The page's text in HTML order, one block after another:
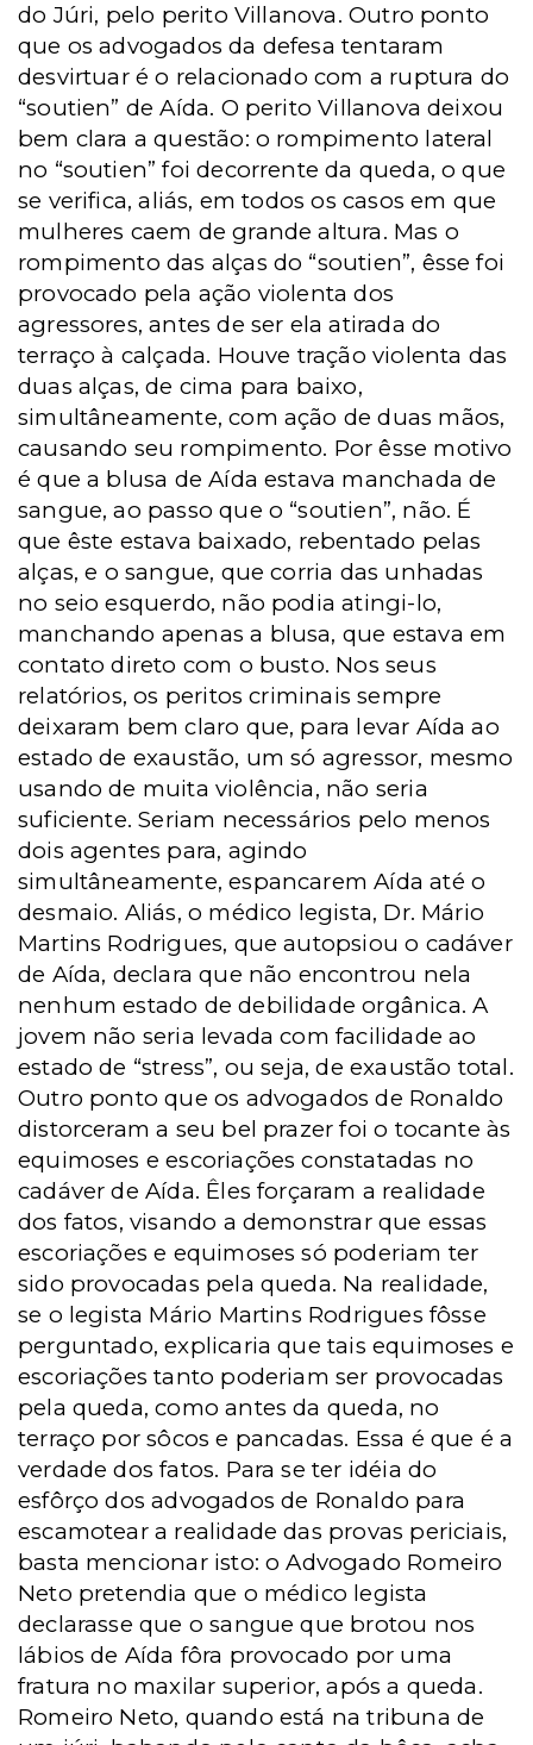
do Júri, pelo perito Villanova. Outro ponto
que os advogados da defesa tentaram
desvirtuar é o relacionado com a ruptura do
“soutien” de Aída. O perito Villanova deixou
bem clara a questão: o rompimento lateral
no “soutien” foi decorrente da queda, o que
se verifica, aliás, em todos os casos em que
mulheres caem de grande altura. Mas o
rompimento das alças do “soutien”, êsse foi
provocado pela ação violenta dos
agressores, antes de ser ela atirada do
terraço à calçada. Houve tração violenta das
duas alças, de cima para baixo,
simultâneamente, com ação de duas mãos,
causando seu rompimento. Por êsse motivo
é que a blusa de Aída estava manchada de
sangue, ao passo que o “soutien”, não. É
que êste estava baixado, rebentado pelas
alças, e o sangue, que corria das unhadas
no seio esquerdo, não podia atingi-lo,
manchando apenas a blusa, que estava em
contato direto com o busto. Nos seus
relatórios, os peritos criminais sempre
deixaram bem claro que, para levar Aída ao
estado de exaustão, um só agressor, mesmo
usando de muita violência, não seria
suficiente. Seriam necessários pelo menos
dois agentes para, agindo
simultâneamente, espancarem Aída até o
desmaio. Aliás, o médico legista, Dr. Mário
Martins Rodrigues, que autopsiou o cadáver
de Aída, declara que não encontrou nela
nenhum estado de debilidade orgânica. A
jovem não seria levada com facilidade ao
estado de “stress”, ou seja, de exaustão total.
Outro ponto que os advogados de Ronaldo
distorceram a seu bel prazer foi o tocante às
equimoses e escoriações constatadas no
cadáver de Aída. Êles forçaram a realidade
dos fatos, visando a demonstrar que essas
escoriações e equimoses só poderiam ter
sido provocadas pela queda. Na realidade,
se o legista Mário Martins Rodrigues fôsse
perguntado, explicaria que tais equimoses e
escoriações tanto poderiam ser provocadas
pela queda, como antes da queda, no
terraço por sôcos e pancadas. Essa é que é a
verdade dos fatos. Para se ter idéia do
esfôrço dos advogados de Ronaldo para
escamotear a realidade das provas periciais,
basta mencionar isto: o Advogado Romeiro
Neto pretendia que o médico legista
declarasse que o sangue que brotou nos
lábios de Aída fôra provocado por uma
fratura no maxilar superior, após a queda.
Romeiro Neto, quando está na tribuna de